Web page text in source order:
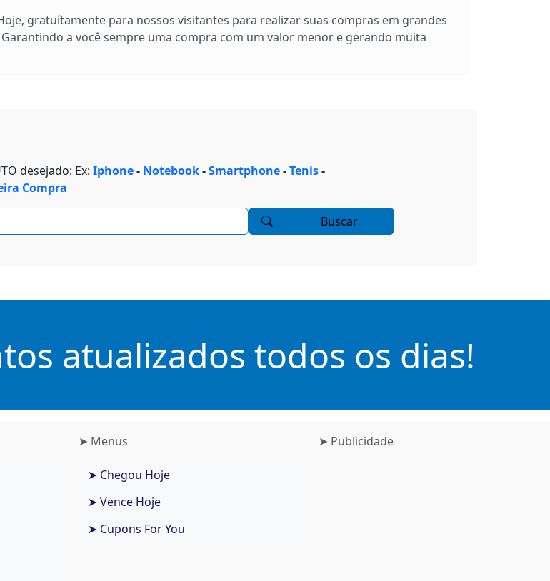
gratuítamente para nossos visitantes para realizar suas compras em grandes
a você sempre uma compra com um valor menor e gerando muita
desejado: Ex: Iphone- Notebook-Smartphone-Tenis-
Compra
Buscar
atualizados todos os dias!
➤ Menus
➤ Chegou Hoje
➤ Vence Hoje
➤ Cupons For You
➤ Publicidade